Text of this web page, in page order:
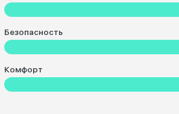
Безопасность
Комфорт